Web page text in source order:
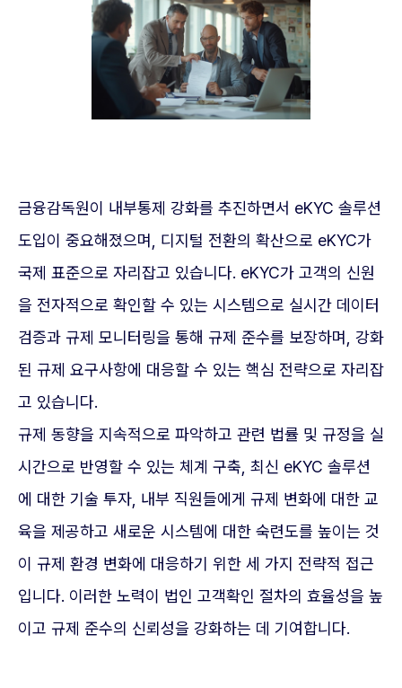
금융감독원이 내부통제 강화를 추진하면서 eKYC 솔루션
도입이 중요해졌으며, 디지털 전환의 확산으로 eKYC가
국제 표준으로 자리잡고 있습니다. eKYC가 고객의 신원
을 전자적으로 확인할 수 있는 시스템으로 실시간 데이터
검증과 규제 모니터링을 통해 규제 준수를 보장하며, 강화
된 규제 요구사항에 대응할 수 있는 핵심 전략으로 자리잡
고 있습니다.
규제 동향을 지속적으로 파악하고 관련 법률 및 규정을 실
시간으로 반영할 수 있는 체계 구축, 최신 eKYC 솔루션
에 대한 기술 투자, 내부 직원들에게 규제 변화에 대한 교
육을 제공하고 새로운 시스템에 대한 숙련도를 높이는 것
이 규제 환경 변화에 대응하기 위한 세 가지 전략적 접근
입니다. 이러한 노력이 법인 고객확인 절차의 효율성을 높
이고 규제 준수의 신뢰성을 강화하는 데 기여합니다.